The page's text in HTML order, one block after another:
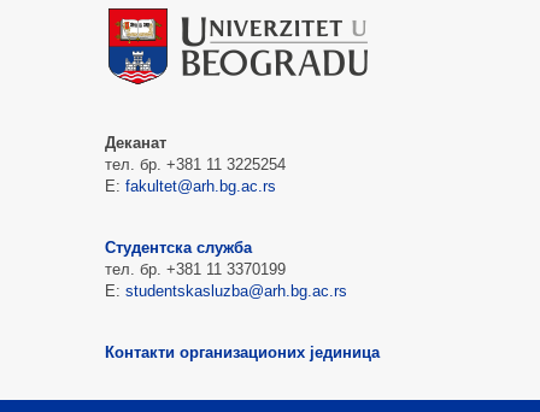
Деканат
тел. бр. +381 11 3225254
Е: fakultet@arh.bg.ac.rs
Студентска служба
тел. бр. +381 11 3370199
Е: studentskasluzba@arh.bg.ac.rs
Контакти организационих јединица